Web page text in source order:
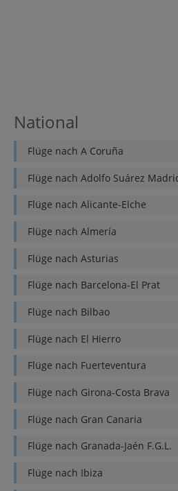
National
Flüge nach A Coruña
Flüge nach Adolfo Suárez
Flüge nach Alicante-Elche
Flüge nach Almería
Flüge nach Asturias
Flüge nach Barcelona-El Prat
Flüge nach Bilbao
Flüge nach El Hierro
Flüge nach Fuerteventura
Flüge nach Girona-Costa Brava
Flüge nach Gran Canaria
Flüge nach Granada-Jaén F.G.L.
Flüge nach Ibiza